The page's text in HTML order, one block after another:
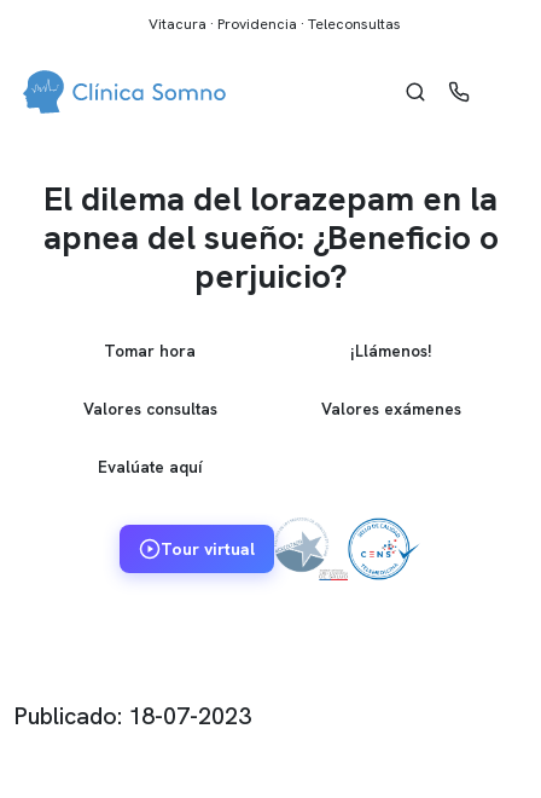
Vitacura · Providencia · Teleconsultas
El dilema del lorazepam en la
apnea del sueño: ¿Beneficio o
perjuicio?
Tomar hora ¡Llámenos!
Valores consultas Valores exámenes
Evalúate aquí
Tour virtual
Publicado: 18-07-2023